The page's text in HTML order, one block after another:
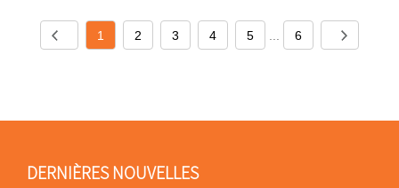
1 2 3 4 5 6
DERNIÈRES NOUVELLES